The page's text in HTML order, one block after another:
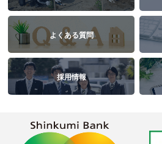
よくある質問
採用情報